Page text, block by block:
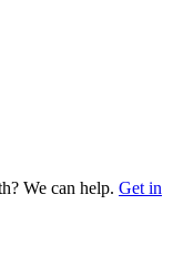
We can help. Get in